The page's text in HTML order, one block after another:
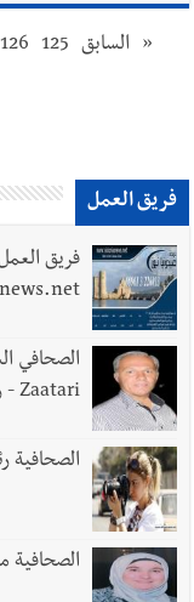
« السابق 125
126
فريق العمل
فريق
Zaatari - رئيس التحرير
الصحافية
الصحافية